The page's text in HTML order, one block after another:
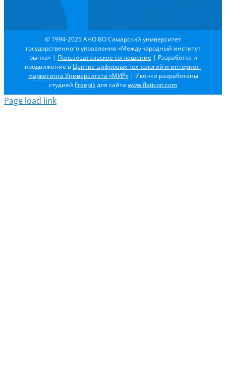
© 1994-2025 АНО ВО Самарский университет
государственного управления «Международный институт
рынка» | Пользовательское соглашение | Разработка и
продвижение в Центре цифровых технологий и интернет-
маркетинга Университета «МИР»| Иконки разработаны
студией Freepikдля сайта www.flaticon.com
Page load link